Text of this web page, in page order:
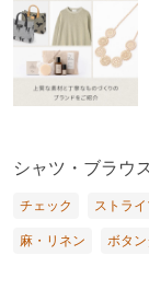
シャツ・ブラウ
チェック ストラ
麻・リネン ボタ